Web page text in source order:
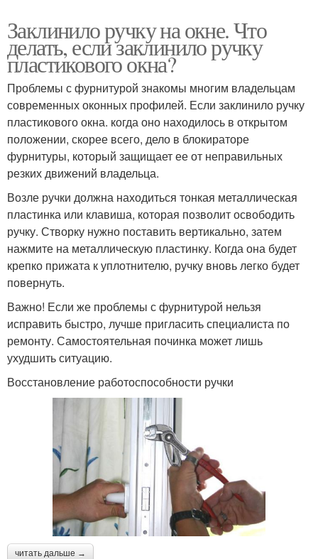
Заклинило ручку на окне. Что
делать, если заклинило ручку
пластикового окна?
Проблемы с фурнитурой знакомы многим владельцам
современных оконных профилей. Если заклинило ручку
пластикового окна. когда оно находилось в открытом
положении, скорее всего, дело в блокираторе
фурнитуры, который защищает ее от неправильных
резких движений владельца.
Возле ручки должна находиться тонкая металлическая
пластинка или клавиша, которая позволит освободить
ручку. Створку нужно поставить вертикально, затем
нажмите на металлическую пластинку. Когда она будет
крепко прижата к уплотнителю, ручку вновь легко будет
повернуть.
Важно! Если же проблемы с фурнитурой нельзя
исправить быстро, лучше пригласить специалиста по
ремонту. Самостоятельная починка может лишь
ухудшить ситуацию.
Восстановление работоспособности ручки
читать дальше →